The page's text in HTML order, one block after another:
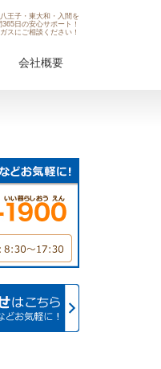
王子・東大和・入間を
365日の安心サポート！
スにご相談ください！
会社概要